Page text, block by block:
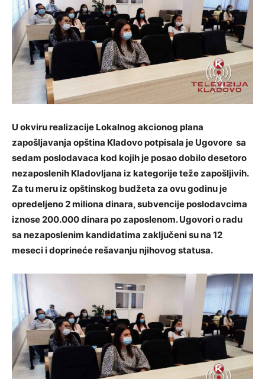
U okviru realizacije Lokalnog akcionog plana
zapošljavanja opština Kladovo potpisala je Ugovore sa
sedam poslodavaca kod kojih je posao dobilo desetoro
nezaposlenih Kladovljana iz kategorije težezapošljivih.
Za tu meru iz opštinskog budžeta za ovu godinu je
opredeljeno 2 miliona dinara, subvencije poslodavcima
iznose 200.000 dinara po zaposlenom. Ugovori o radu
sa nezaposlenim kandidatima zaključeni su na 12
meseci i doprineće rešavanju njihovog statusa.